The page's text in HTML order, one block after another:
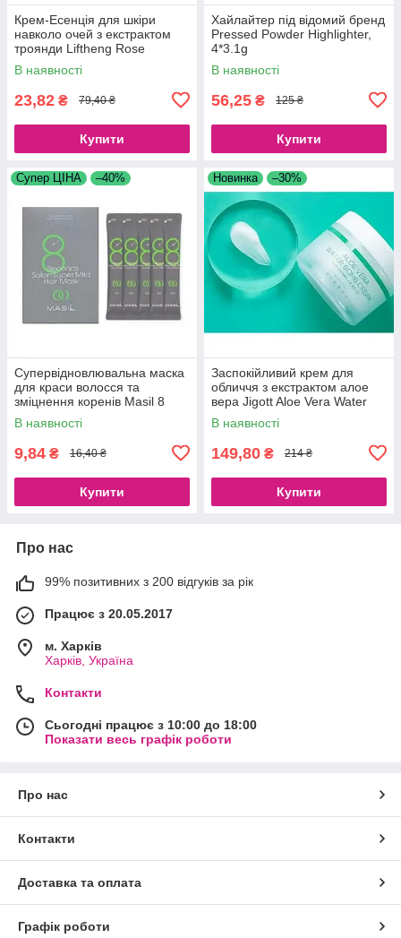
Крем-Есенція для шкіри
навколо очей з екстрактом
троянди Liftheng Rose
Moisturizing Eye Cream, 60 г
В наявності
23,82 ₴ 79,40 ₴
Купити
Хайлайтер під відомий бренд
Pressed Powder Highlighter,
4*3.1g
В наявності
56,25 ₴ 125 ₴
Купити
Супер ЦІНА –40%
Супервідновлювальна маска
для краси волосся та
зміцнення коренів Masil 8
Seconds Salon Super Mild
Hair Mask
В наявності
9,84 ₴ 16,40 ₴
Купити
Новинка –30%
Заспокійливий крем для
обличчя з екстрактом алое
вера Jigott Aloe Vera Water
Bomb Cream, 150 ml
В наявності
149,80 ₴ 214 ₴
Купити
Про нас
99% позитивних з 200 відгуків за рік
Працює з 20.05.2017
м. Харків
Харків, Україна
Контакти
Сьогодні працює з 10:00 до 18:00
Показати весь графік роботи
Про нас
Контакти
Доставка та оплата
Графік роботи